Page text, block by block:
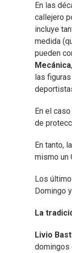
En las
callejero
incluye
medida
pueden
Mecánica,
las
En el
de
En tanto,
mismo un
Los
Domingo
La
Livio
domingos